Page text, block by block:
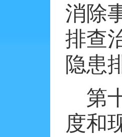
消除
排查
隐患
第
度和